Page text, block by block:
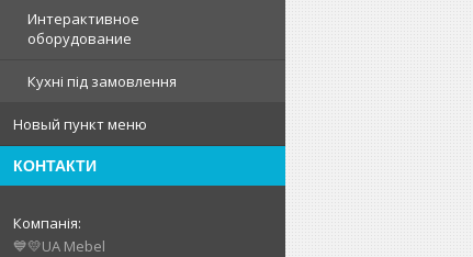
Интерактивное
оборудование
Кухні під замовлення
Новый пункт меню
КОНТАКТИ
💙💛UA Mebel